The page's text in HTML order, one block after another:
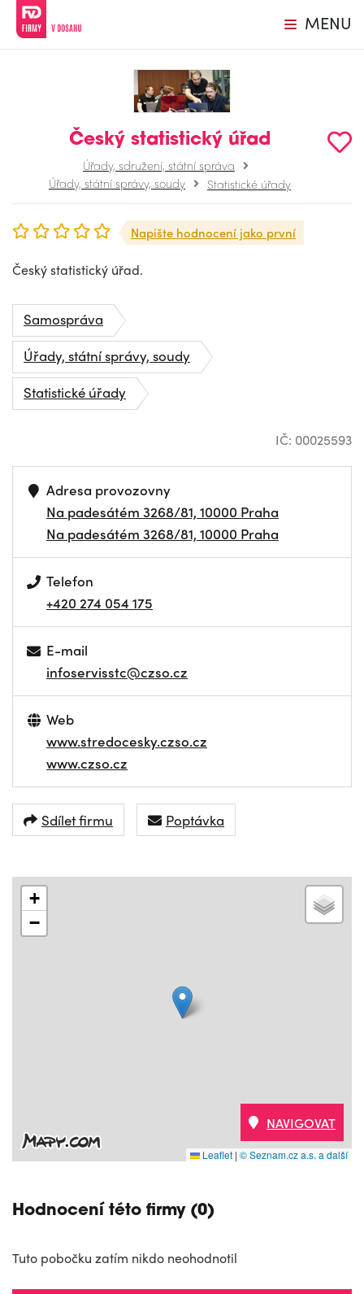
MENU
Český statistický úřad
Úřady, sdružení, státní správa
Úřady, státní správy, soudy
Statistické úřady
Napište hodnocení jako první
Český statistický úřad.
Samospráva
Úřady, státní správy, soudy
Statistické úřady
IČ: 00025593
Adresa provozovny
Na padesátém 3268/81, 10000 Praha
Na padesátém 3268/81, 10000 Praha
Telefon
+420 274 054 175
E-mail
infoservisstc@czso.cz
Web
www.stredocesky.czso.cz
www.czso.cz
Sdílet firmu Poptávka
+
−
Leaflet | © Seznam.cz a.s. a další
NAVIGOVAT
Hodnocení této firmy (0)
Tuto pobočku zatím nikdo neohodnotil